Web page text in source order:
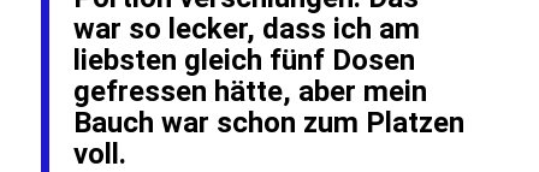
war so lecker, dass ich am
liebsten gleich fünf Dosen
gefressen hätte, aber mein
Bauch war schon zum Platzen
voll.